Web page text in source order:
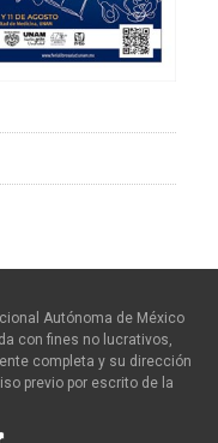
Autónoma de México
con fines no lucrativos,
completa y su dirección
previo por escrito de la